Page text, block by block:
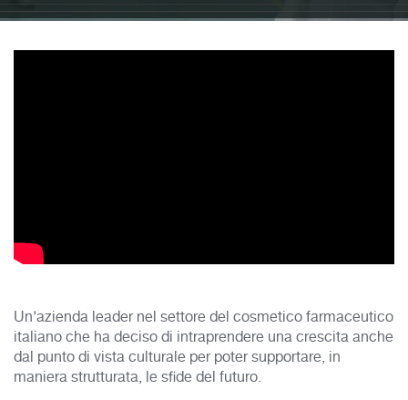
Un’azienda leader nel settore del cosmetico farmaceutico
italiano che ha deciso di intraprendere una crescita anche
dal punto di vista culturale per poter supportare, in
maniera strutturata, le sfide del futuro.